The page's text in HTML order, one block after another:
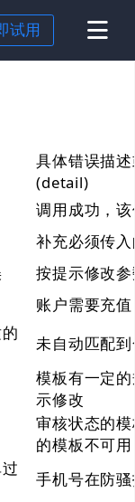
试用
具体错误描
(detail)
调用成功，
补充必须传
按提示修改
账户需要充
未自动匹配
模板有一定
示修改
审核状态的
的模板不可用
手机号在防